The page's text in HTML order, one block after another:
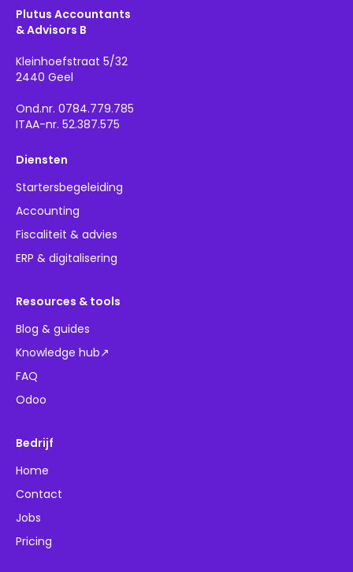
Plutus Accountants
& Advisors B
Kleinhoefstraat 5/32
2440 Geel
Ond.nr. 0784.779.785
ITAA-nr. 52.387.575
Diensten
Startersbegeleiding
Accounting
Fiscaliteit & advies
ERP & digitalisering
Resources & tools
Blog & guides
Knowledge hub↗
FAQ
Odoo
Bedrijf
Home
Contact
Jobs
Pricing